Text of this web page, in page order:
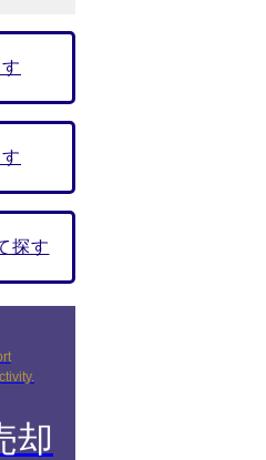
探す
却